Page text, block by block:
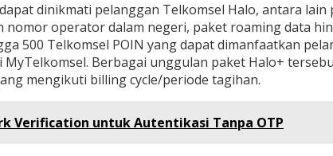
dinikmati pelanggan Telkomsel Halo, antara
nomor operator dalam negeri, paket roaming data
500 Telkomsel POIN yang dapat dimanfaatkan
Berbagai unggulan paket Halo+
mengikuti billing cycle/periode tagihan.
Verification untuk Autentikasi Tanpa OTP